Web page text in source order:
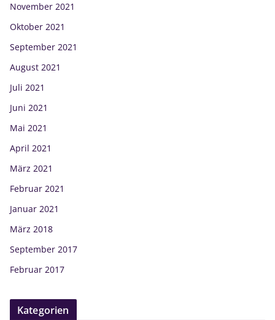
November 2021
Oktober 2021
September 2021
August 2021
Juli 2021
Juni 2021
Mai 2021
April 2021
März 2021
Februar 2021
Januar 2021
März 2018
September 2017
Februar 2017
Kategorien